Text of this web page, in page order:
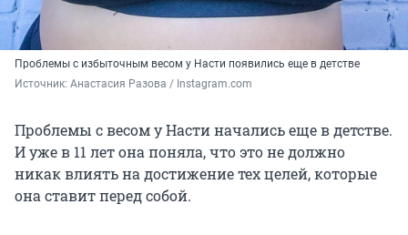
Проблемы с избыточным весом у Насти появились еще в детстве
Источник: Анастасия Разова / Instagram.com
Проблемы с весом у Насти начались еще в детстве.
И уже в 11 лет она поняла, что это не должно
никак влиять на достижение тех целей, которые
она ставит перед собой.